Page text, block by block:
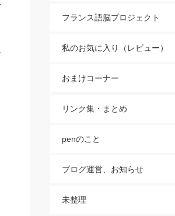
フランス語脳プロジェクト
私のお気に入り（レビュー）
おまけコーナー
リンク集・まとめ
penのこと
ブログ運営、お知らせ
未整理